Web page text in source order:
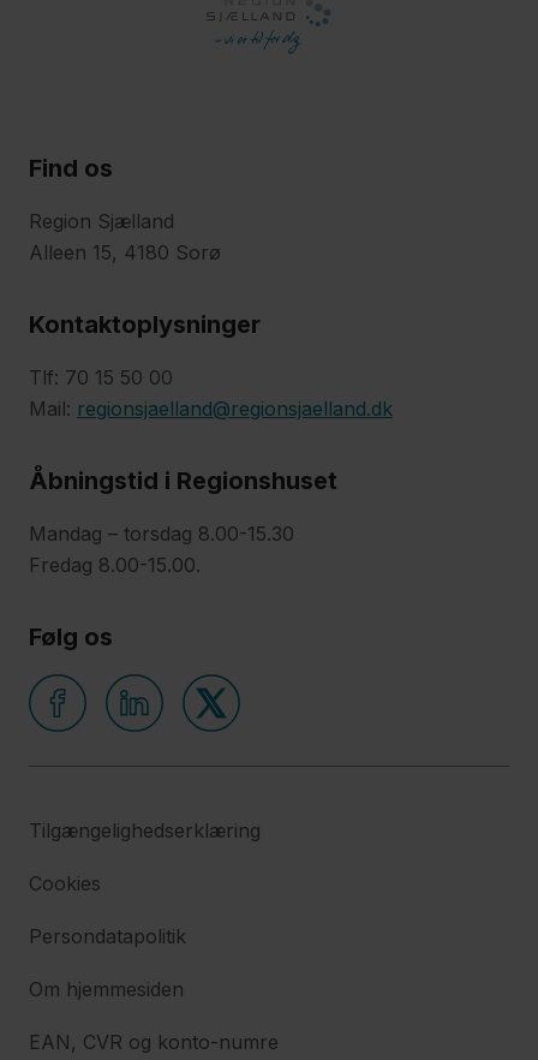
Find os
Region Sjælland
Alleen 15, 4180 Sorø
Kontaktoplysninger
Tlf: 70 15 50 00
Mail: regionsjaelland@regionsjaelland.dk
Åbningstid i Regionshuset
Mandag – torsdag 8.00-15.30
Fredag 8.00-15.00.
Følg os
Tilgængelighedserklæring
Cookies
Persondatapolitik
Om hjemmesiden
EAN, CVR og konto-numre